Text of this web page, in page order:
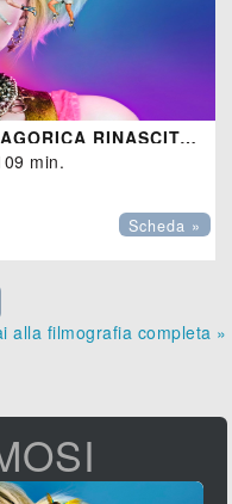
BIRDS OF PREY E LA FANTASMAGORICA RINASCITA DI HARLEY QUINN
min.
Scheda »
alla filmografia completa »